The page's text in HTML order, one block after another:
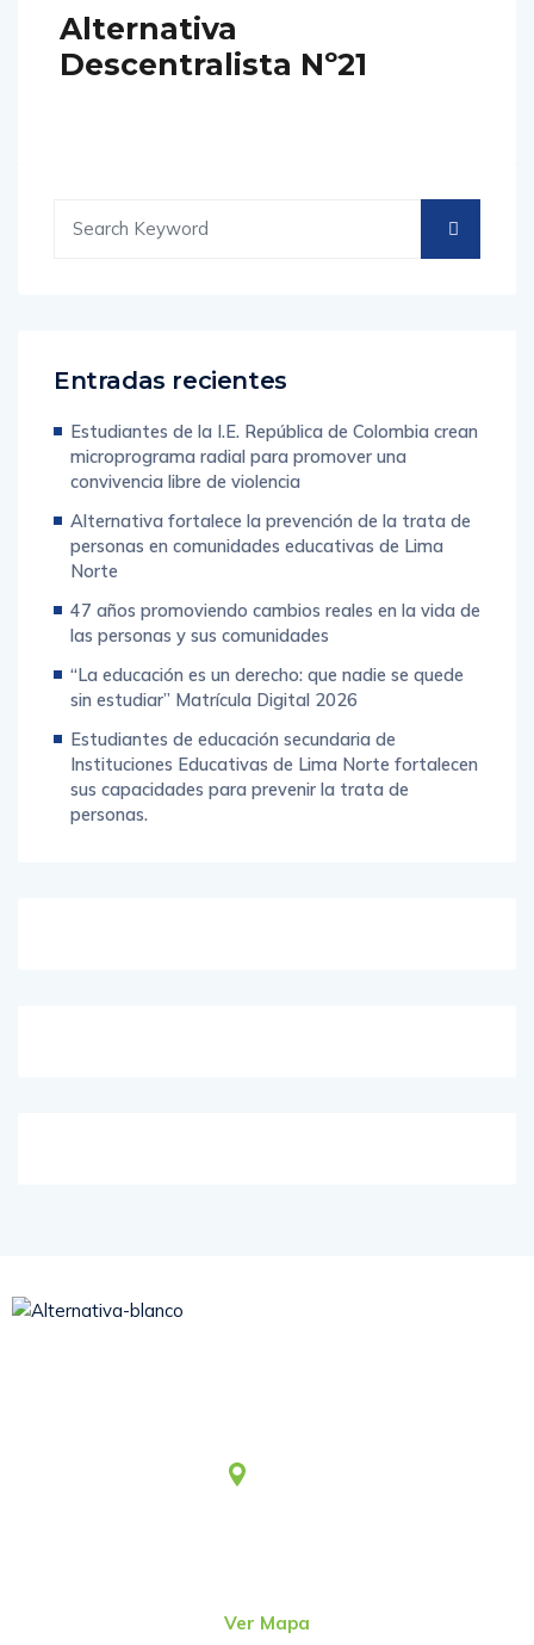
Alternativa
Descentralista Nº21
Entradas recientes
Estudiantes de la I.E. República de Colombia crean
microprograma radial para promover una
convivencia libre de violencia
Alternativa fortalece la prevención de la trata de
personas en comunidades educativas de Lima
Norte
47 años promoviendo cambios reales en la vida de
las personas y sus comunidades
“La educación es un derecho: que nadie se quede
sin estudiar” Matrícula Digital 2026
Estudiantes de educación secundaria de
Instituciones Educativas de Lima Norte fortalecen
sus capacidades para prevenir la trata de
personas.
Ver Mapa